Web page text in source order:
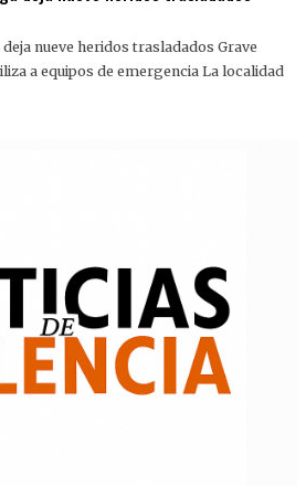
nueve heridos trasladados Grave
a equipos de emergencia La localidad